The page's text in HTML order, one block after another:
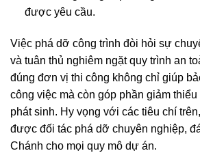
được yêu cầu.
Việc phá dỡ công trình đòi hỏi sự
và tuân thủ nghiêm ngặt quy trình an
đúng đơn vị thi công không chỉ giúp
công việc mà còn góp phần giảm
phát sinh. Hy vọng với các tiêu chí
được đối tác phá dỡ chuyên nghiệp,
Chánh cho mọi quy mô dự án.